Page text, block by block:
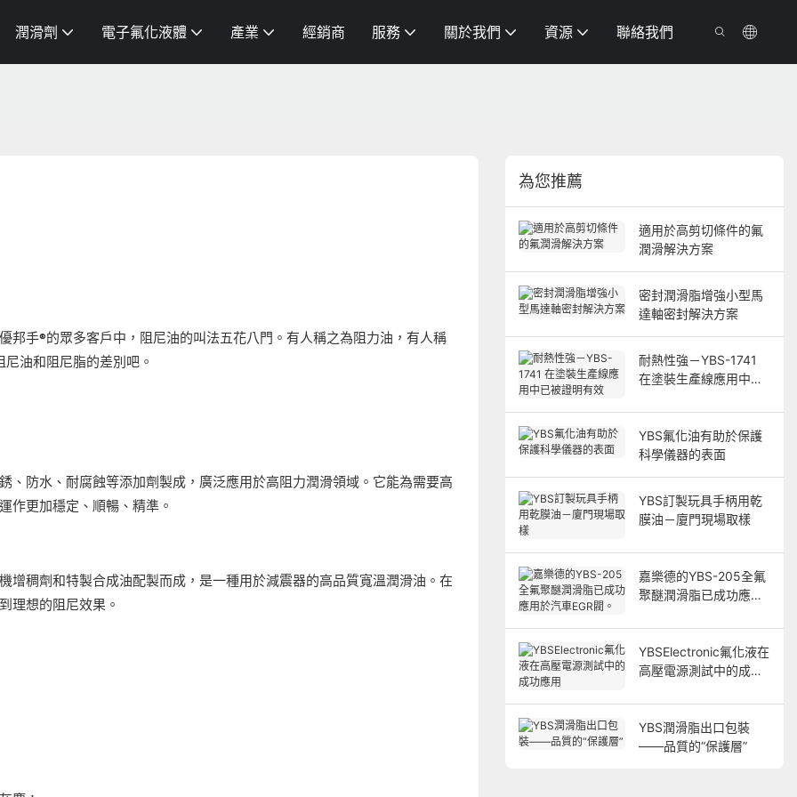
潤滑劑 電子氟化液體 產業 經銷商 服務 關於我們 資源 聯絡我們
邦手®的眾多客戶中，阻尼油的叫法五花八門。有人稱之為阻力油，有人稱
油和阻尼脂的差別吧。
防水、耐腐蝕等添加劑製成，廣泛應用於高阻力潤滑領域。它能為需要高
作更加穩定、順暢、精準。
稠劑和特製合成油配製而成，是一種用於減震器的高品質寬溫潤滑油。在
理想的阻尼效果。
為您推薦
適用於高剪切條件的氟
潤滑解決方案
密封潤滑脂增強小型馬
達軸密封解決方案
耐熱性強－YBS-1741
在塗裝生產線應用中已
YBS氟化油有助於保護
科學儀器的表面
YBS訂製玩具手柄用乾
膜油－廈門現場取樣
嘉樂德的YBS-205全氟
聚醚潤滑脂已成功應用
YBSElectronic氟化液在
高壓電源測試中的成功
YBS潤滑脂出口包裝
——品質的“保護層”